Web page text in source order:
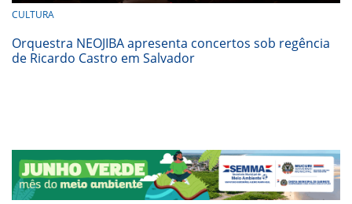
CULTURA
Orquestra NEOJIBA apresenta concertos sob regência
de Ricardo Castro em Salvador